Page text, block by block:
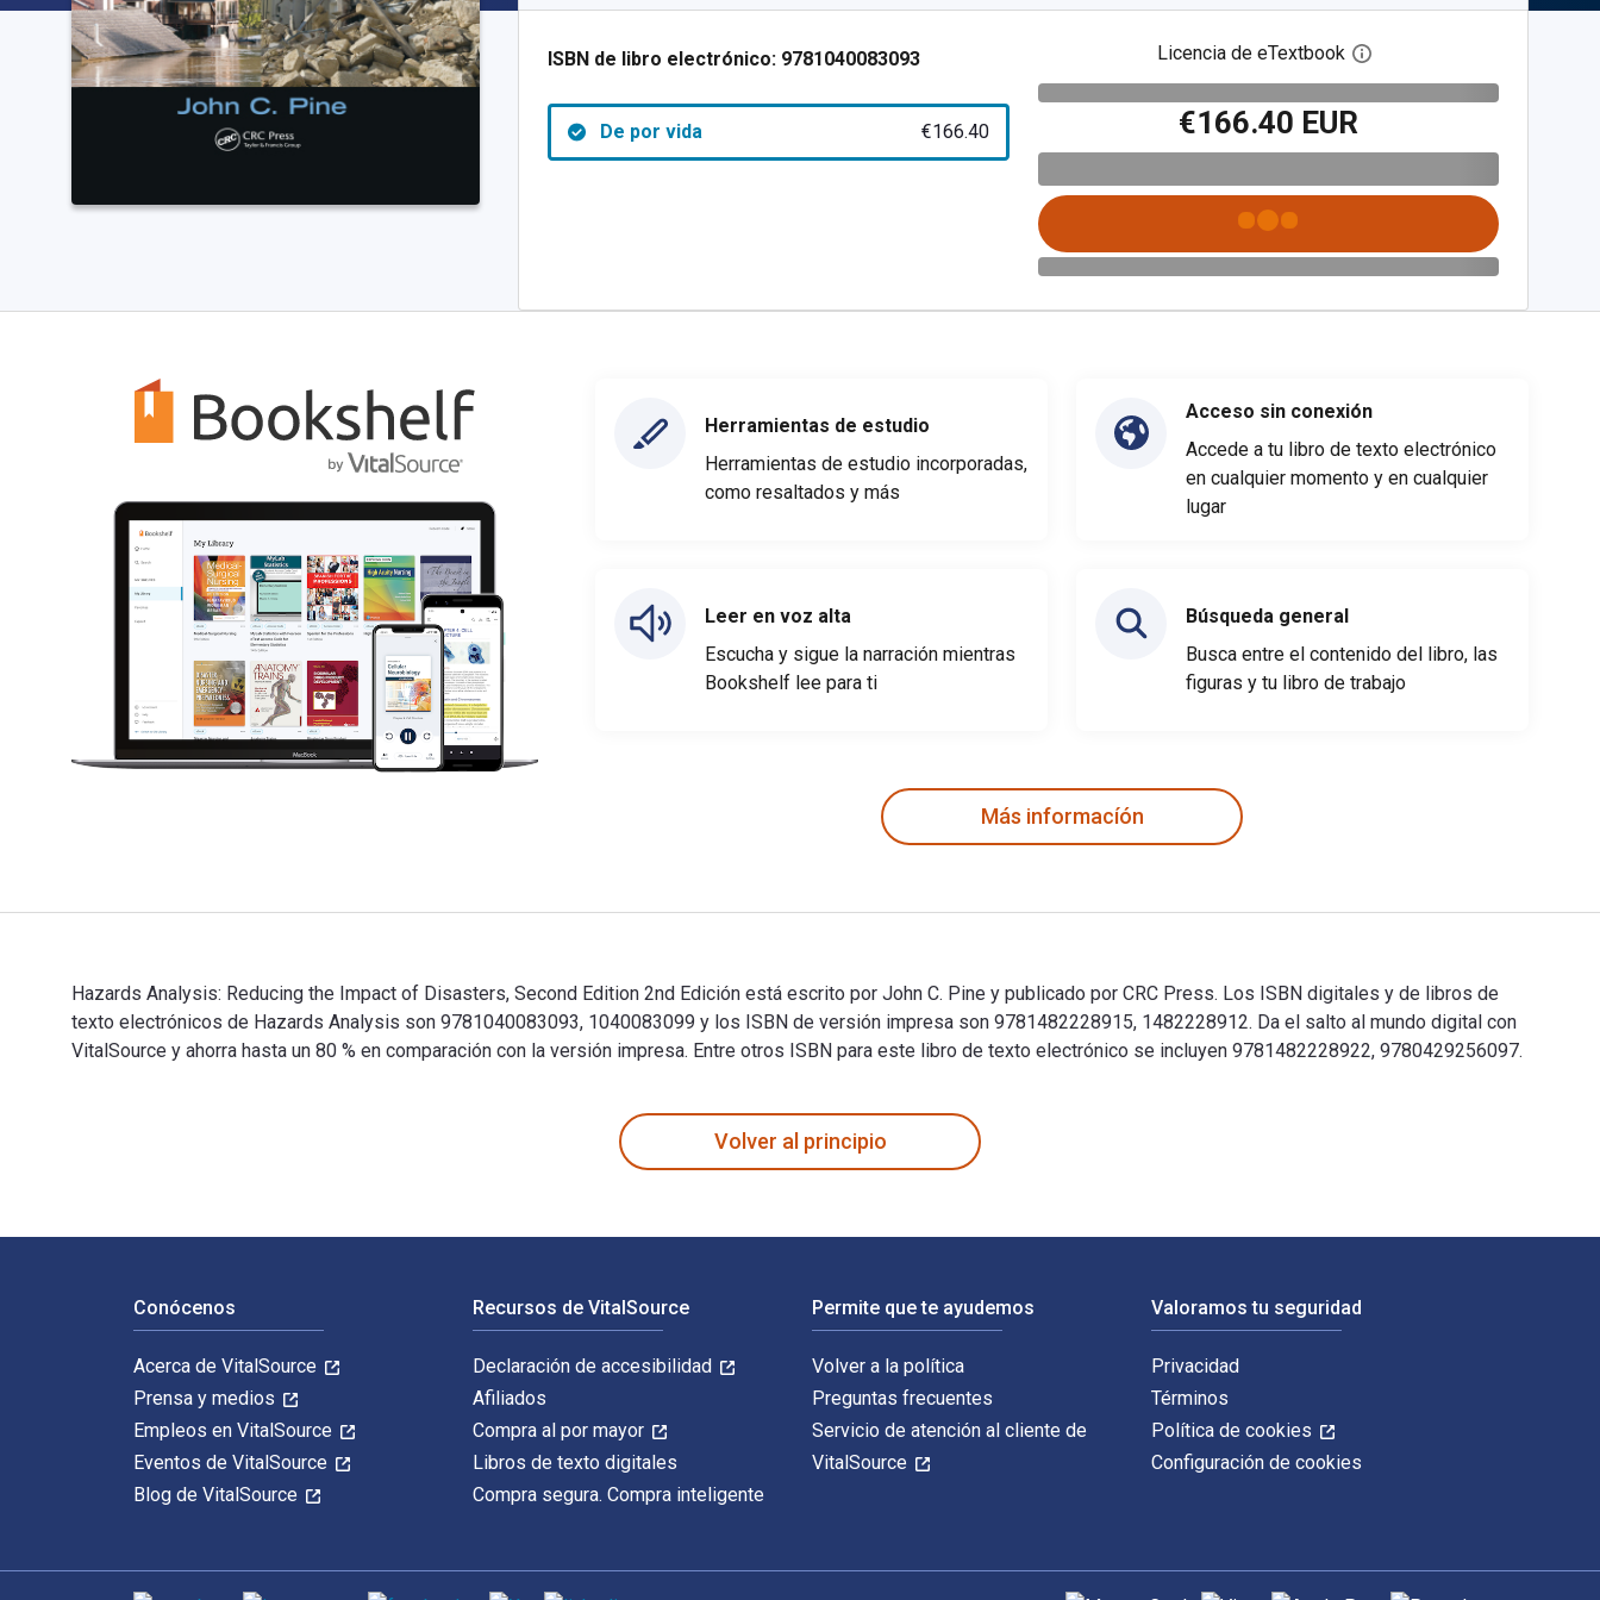
ISBN de libro electrónico: 9781040083093
De por vida €166.40
Licencia de eTextbook Abre el cuadro de diálogo
€166.40 EUR
Herramientas de estudio
Herramientas de estudio incorporadas,
como resaltados y más
Leer en voz alta
Escucha y sigue la narración mientras
Bookshelf lee para ti
Acceso sin conexión
Accede a tu libro de texto electrónico
en cualquier momento y en cualquier
lugar
Búsqueda general
Busca entre el contenido del libro, las
figuras y tu libro de trabajo
Más informacíón
Hazards Analysis: Reducing the Impact of Disasters, Second Edition 2nd Edición está escrito por John C. Pine y publicado por CRC Press. Los ISBN digitales y de libros de
texto electrónicos de Hazards Analysis son 9781040083093, 1040083099 y los ISBN de versión impresa son 9781482228915, 1482228912. Da el salto al mundo digital con
VitalSource y ahorra hasta un 80 % en comparación con la versión impresa. Entre otros ISBN para este libro de texto electrónico se incluyen 9781482228922, 9780429256097.
Volver al principio
Conócenos
Acerca de VitalSource
Prensa y medios
Empleos en VitalSource
Eventos de VitalSource
Blog de VitalSource
Recursos de VitalSource
Declaración de accesibilidad
Afiliados
Compra al por mayor
Libros de texto digitales
Compra segura. Compra inteligente
Permite que te ayudemos
Volver a la política
Preguntas frecuentes
Servicio de atención al cliente de
VitalSource
Valoramos tu seguridad
Privacidad
Términos
Política de cookies
Configuración de cookies